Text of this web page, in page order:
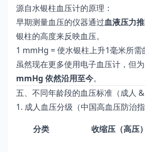
源自水银柱血压计的原理：
早期测量血压的仪器通过血液压力
银柱的高度来反映血压。
1 mmHg = 使水银柱上升1毫米所需
虽然现在更多使用电子血压计，但为
mmHg 依然沿用至今。
五、不同年龄段的血压标准（成人 &
1. 成人血压分级（中国高血压防治指
分类
收缩压（高压）